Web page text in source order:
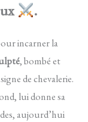
.
incarner la
, bombé et
de chevalerie.
lui donne sa
aujourd’hui